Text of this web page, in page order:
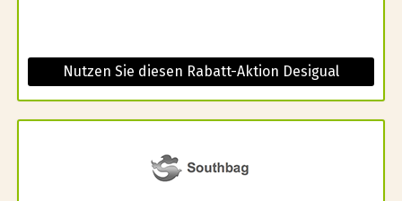
Nutzen Sie diesen Rabatt-Aktion Desigual